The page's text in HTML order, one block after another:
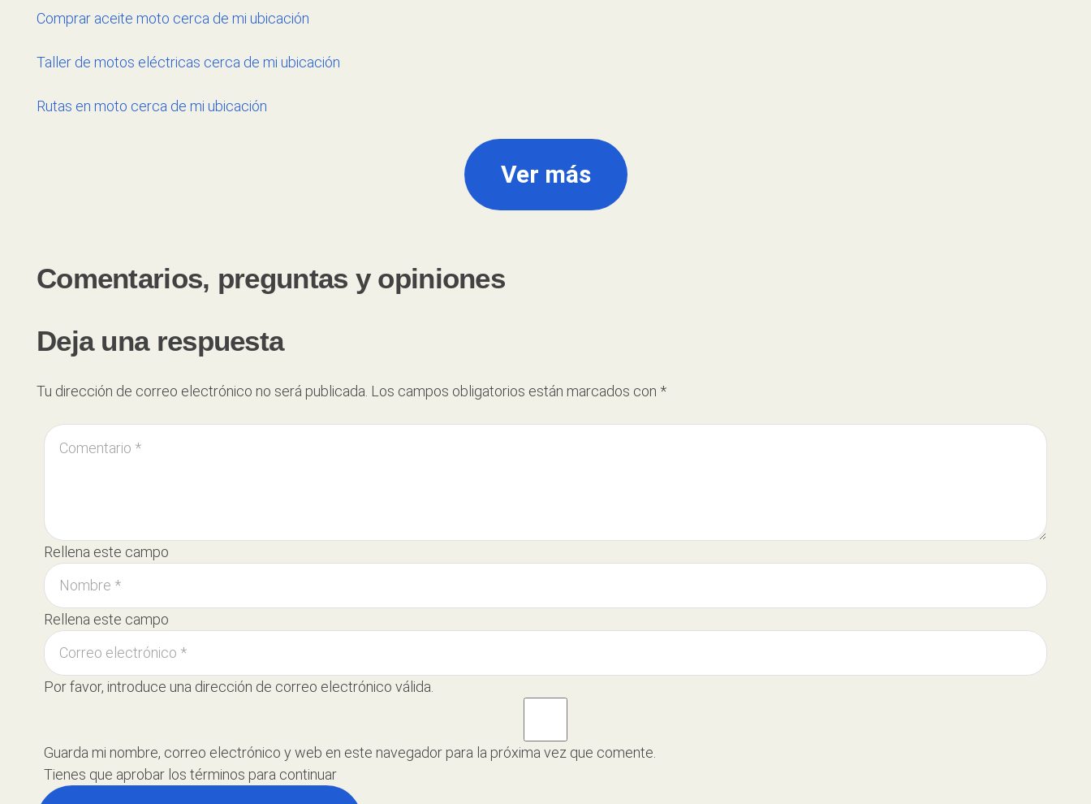
Comprar aceite moto cerca de mi ubicación
Taller de motos eléctricas cerca de mi ubicación
Rutas en moto cerca de mi ubicación
Ver más
Comentarios, preguntas y opiniones
Deja una respuesta
Tu dirección de correo electrónico no será publicada. Los campos obligatorios están marcados con *
Rellena este campo
Rellena este campo
Por favor, introduce una dirección de correo electrónico válida.
Guarda mi nombre, correo electrónico y web en este navegador para la próxima vez que comente.
Tienes que aprobar los términos para continuar